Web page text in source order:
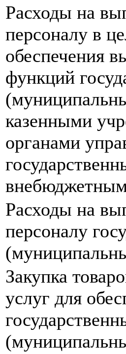
Расходы на
персоналу в
обеспечения
функций
казенными
органами
Расходы на
персоналу
Закупка
услуг для